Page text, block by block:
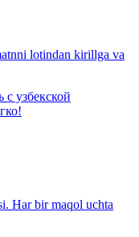
lotindan kirillga va
узбекской
Har bir maqol uchta